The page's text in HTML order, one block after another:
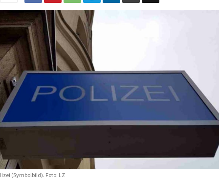
(Symbolbild). Foto: LZ